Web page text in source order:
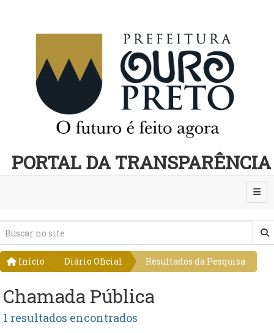
PORTAL DA TRANSPARÊNCIA
Início Diário Oficial Resultados da Pesquisa
Chamada Pública
1 resultados encontrados